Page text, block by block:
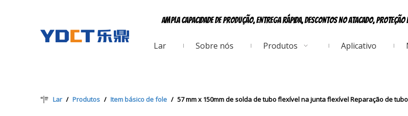
Ampla capacidade de produção, entrega rápida, descontos no atacado,
Lar Sobre nós Produtos Aplicativo
Lar / Produtos / Item básico de fole / 57 mm x 150mm de solda de tubo flexível na junta flexível Reparação de